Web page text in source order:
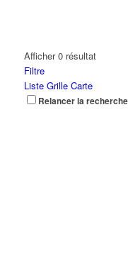
Afficher 0 résultat
Filtre
Liste Grille Carte
Relancer la